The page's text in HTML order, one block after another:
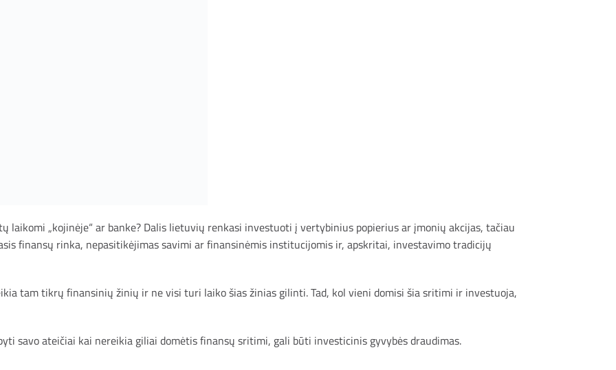
laikomi „kojinėje“ ar banke? Dalis lietuvių renkasi investuoti į vertybinius popierius ar įmonių akcijas, tačiau
finansų rinka, nepasitikėjimas savimi ar finansinėmis institucijomis ir, apskritai, investavimo tradicijų
tam tikrų finansinių žinių ir ne visi turi laiko šias žinias gilinti. Tad, kol vieni domisi šia sritimi ir investuoja,
savo ateičiai kai nereikia giliai domėtis finansų sritimi, gali būti investicinis gyvybės draudimas.